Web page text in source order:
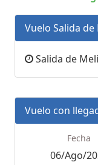
Vuelo Salida de
Salida de
Vuelo con
Fecha
06/Ago/